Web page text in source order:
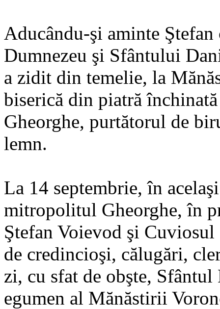
Aducându-şi aminte
Dumnezeu şi Sfântului
a zidit din temelie, la
biserică din piatră
Gheorghe, purtătorul de
lemn.
La 14 septembrie, în
mitropolitul Gheorghe, în
Ştefan Voievod şi
de credincioşi, călugări,
zi, cu sfat de obşte,
egumen al Mănăstirii